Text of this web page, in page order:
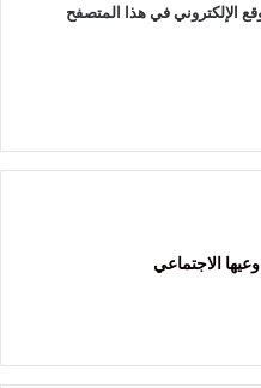
الإلكتروني في هذا المتصفح
الاجتماعي